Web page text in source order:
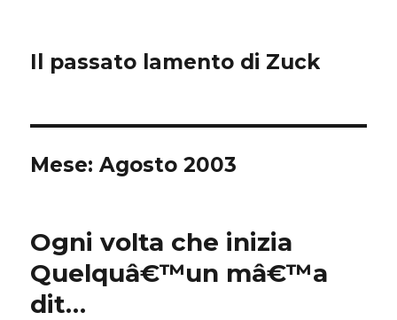
Il passato lamento di Zuck
Mese:Agosto 2003
Ogni volta che inizia
Quelquâ€™un mâ€™a
dit…